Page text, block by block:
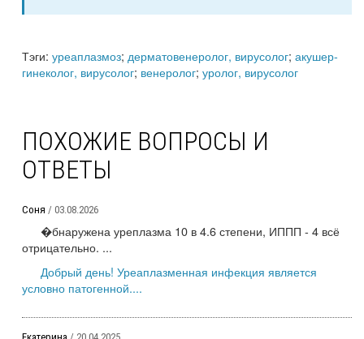
Тэги: уреаплазмоз; дерматовенеролог, вирусолог; акушер-
гинеколог, вирусолог; венеролог; уролог, вирусолог
ПОХОЖИЕ ВОПРОСЫ И
ОТВЕТЫ
Соня / 03.08.2026
�бнаружена уреплазма 10 в 4.6 степени, ИППП - 4 всё
отрицательно. ...
Добрый день! Уреаплазменная инфекция является
условно патогенной....